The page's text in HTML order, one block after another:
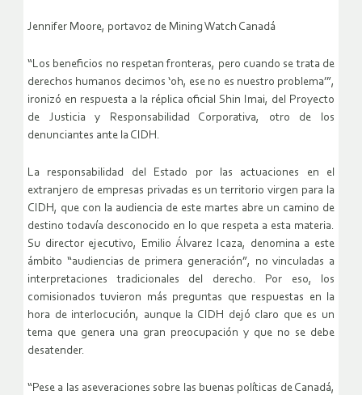
Jennifer Moore, portavoz de Mining Watch Canadá
“Los beneficios no respetan fronteras, pero cuando se trata de
derechos humanos decimos ‘oh, ese no es nuestro problema’”,
ironizó en respuesta a la réplica oficial Shin Imai, del Proyecto
de Justicia y Responsabilidad Corporativa, otro de los
denunciantes ante la CIDH.
La responsabilidad del Estado por las actuaciones en el
extranjero de empresas privadas es un territorio virgen para la
CIDH, que con la audiencia de este martes abre un camino de
destino todavía desconocido en lo que respeta a esta materia.
Su director ejecutivo, Emilio Álvarez Icaza, denomina a este
ámbito “audiencias de primera generación”, no vinculadas a
interpretaciones tradicionales del derecho. Por eso, los
comisionados tuvieron más preguntas que respuestas en la
hora de interlocución, aunque la CIDH dejó claro que es un
tema que genera una gran preocupación y que no se debe
desatender.
“Pese a las aseveraciones sobre las buenas políticas de Canadá,